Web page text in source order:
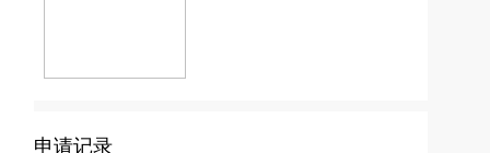
申请记录